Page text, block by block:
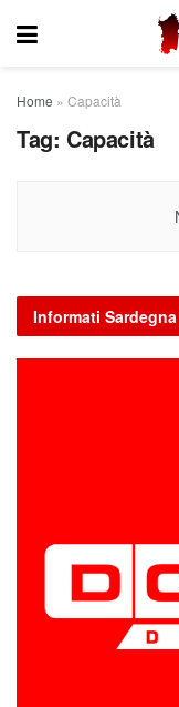
Home » Capacità
Tag: Capacità
Informati